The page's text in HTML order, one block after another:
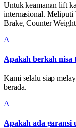
Untuk keamanan lift
internasional. Meliputi
Brake, Counter
A
Apakah berkah nisa
Kami selalu siap
berada.
A
Apakah ada garansi